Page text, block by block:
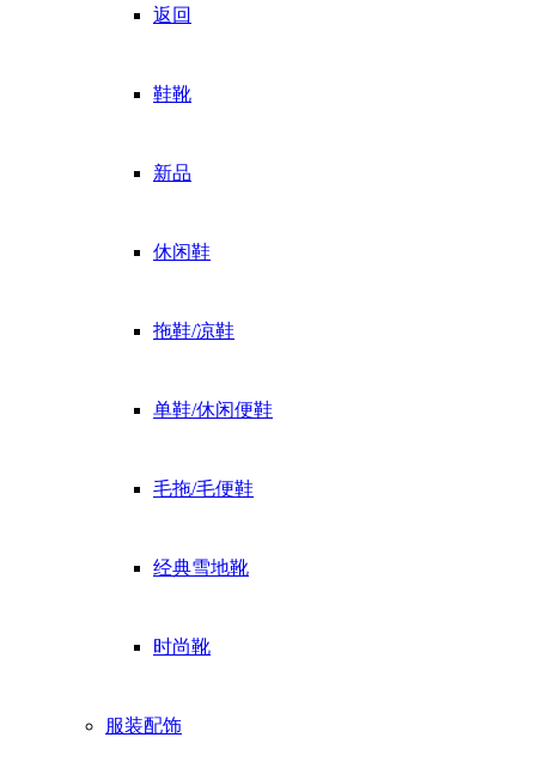
返回
鞋靴
新品
休闲鞋
拖鞋/凉鞋
单鞋/休闲便鞋
毛拖/毛便鞋
经典雪地靴
时尚靴
服装配饰